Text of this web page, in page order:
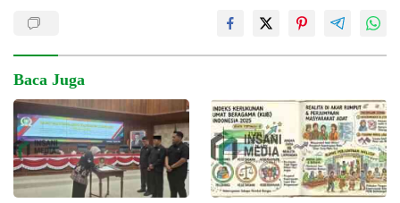
Baca Juga